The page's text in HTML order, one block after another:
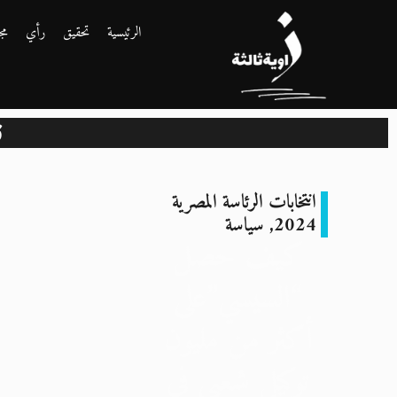
الرئيسية تحقيق رأي
انتخابات الرئاسة المصرية
2024
,سياسة